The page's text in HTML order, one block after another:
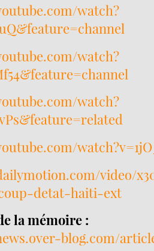
watch?
watch?
watch?
video/
detat-haiti-ext
la mémoire :
blog.com/